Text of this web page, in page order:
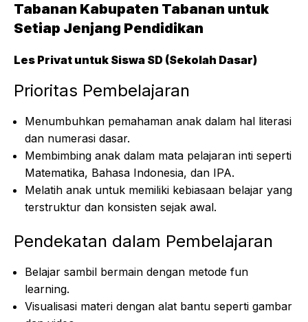
Tabanan Kabupaten Tabanan untuk
Setiap Jenjang Pendidikan
Les Privat untuk Siswa SD (Sekolah Dasar)
Prioritas Pembelajaran
Menumbuhkan pemahaman anak dalam hal literasi
dan numerasi dasar.
Membimbing anak dalam mata pelajaran inti seperti
Matematika, Bahasa Indonesia, dan IPA.
Melatih anak untuk memiliki kebiasaan belajar yang
terstruktur dan konsisten sejak awal.
Pendekatan dalam Pembelajaran
Belajar sambil bermain dengan metode fun
learning.
Visualisasi materi dengan alat bantu seperti gambar